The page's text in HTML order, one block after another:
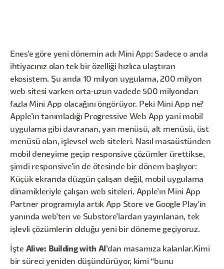
Enes'e göre yeni dönemin adı Mini App: Sadece o anda
ihtiyacınız olan tek bir özelliği hızlıca ulaştıran
ekosistem. Şu anda 10 milyon uygulama, 200 milyon
web sitesi varken orta-uzun vadede 500 milyondan
fazla Mini App olacağını öngörüyor. Peki Mini App ne?
Apple'ın tanımladığı Progressive Web App yani mobil
uygulama gibi davranan, yan menüsü, alt menüsü, üst
menüsü olan, işlevsel web siteleri. Nasıl masaüstünden
mobil deneyime geçip responsive çözümler ürettikse,
şimdi responsive'in de ötesinde bir dönem başlıyor:
Küçük ekranda düzgün çalışan değil, mobil uygulama
dinamikleriyle çalışan web siteleri. Apple'ın Mini App
Partner programıyla artık App Store ve Google Play'in
yanında web'ten ve Substore'lardan yayınlanan, tek
işlevli çözümlerin olduğu yeni bir döneme geçiyoruz.
İşte Alive: Building with AI ’dan masamıza kalanlar.Kimi
bir süreci yeniden düşündürüyor, kimi “bunu